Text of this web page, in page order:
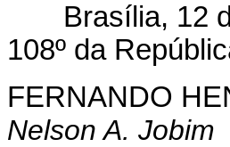
Brasília, 12
108º da
FERNANDO
Nelson A. Jobim